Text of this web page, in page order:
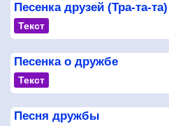
Песенка друзей (Тра-та-та)
Текст
Песенка о дружбе
Текст
Песня дружбы